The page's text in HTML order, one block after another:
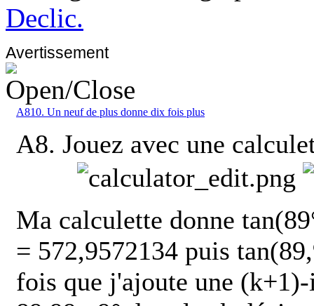
Declic.
Avertissement
A810. Un neuf de plus donne dix fois plus
A8. Jouez avec une
Ma calculette donne
= 572,9572134 puis
fois que j'ajoute une